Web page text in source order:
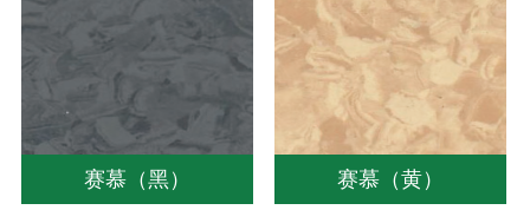
赛慕（黑） 赛慕（黄）